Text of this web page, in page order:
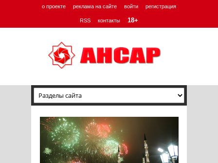
о проекте реклама на сайте войти регистрация
RSS контакты 18+